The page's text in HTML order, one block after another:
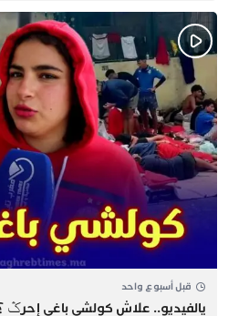
قبل أسبوع واحد
يالفيديو.. علاش كولشي باغي إحرݣ